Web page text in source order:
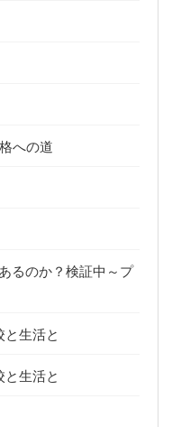
への道
るのか？検証中～プ
生活と
生活と